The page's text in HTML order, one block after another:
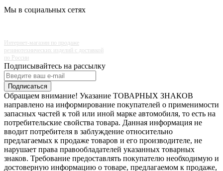
Мы в социальных сетях
Интернет-магазин по продаже
резинотехнических изделий с доставкой
по России
Подписывайтесь на рассылку
Подписаться
Обращаем внимание! Указание ТОВАРНЫХ ЗНАКОВ
направлено на информирование покупателей о применимости
запасных частей к той или иной марке автомобиля, то есть на
потребительские свойства товара. Данная информация не
вводит потребителя в заблуждение относительно
предлагаемых к продаже товаров и его производителе, не
нарушает права правообладателей указанных товарных
знаков. Требование предоставлять покупателю необходимую и
достоверную информацию о товаре, предлагаемом к продаже,